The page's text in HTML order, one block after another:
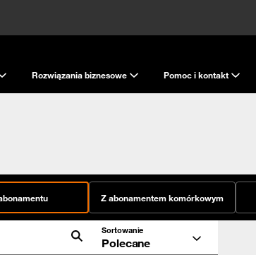
Rozwiązania biznesowe Pomoc i kontakt
Z abonamentem komórkowym
Sortowanie
Polecane